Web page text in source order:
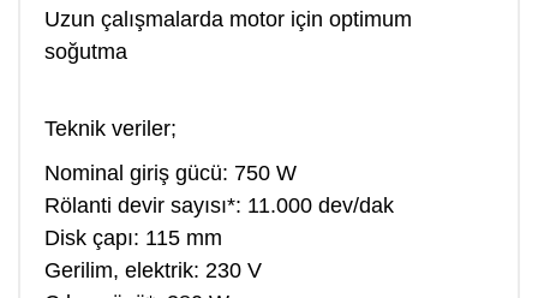
Uzun çalışmalarda motor için optimum
soğutma
Teknik veriler;
Nominal giriş gücü: 750 W
Rölanti devir sayısı*: 11.000 dev/dak
Disk çapı: 115 mm
Gerilim, elektrik: 230 V